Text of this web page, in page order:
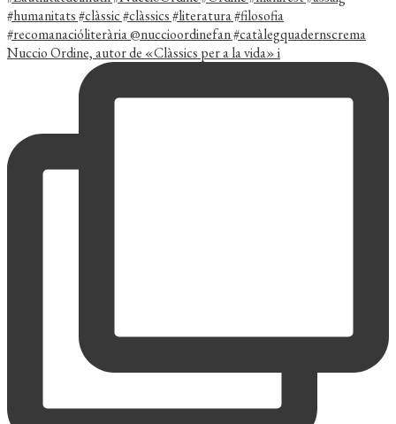
Nuccio Ordine, autor de «Clàssics per a la vida» i